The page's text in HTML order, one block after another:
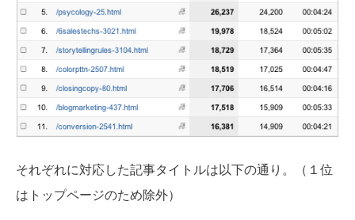
それぞれに対応した記事タイトルは以下の通り。（１位
はトップページのため除外）